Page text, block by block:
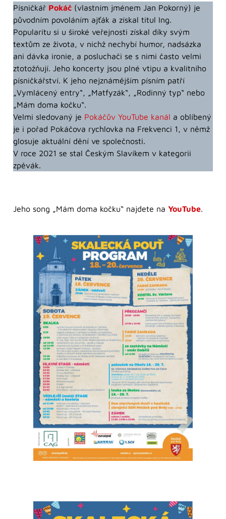
Písničkář Pokáč (vlastním jménem Jan Pokorný) je
původním povoláním ajťák a získal titul Ing.
Popularitu si u široké veřejnosti získal díky svým
textům ze života, v nichž nechybí humor, nadsázka
ani dávka ironie, a posluchači se s nimi často velmi
ztotožňují. Jeho koncerty jsou plné vtipu a kvalitního
písničkářství. K jeho nejznámějším písním patří
„Vymlácený entry“, „Matfyzák“, „Rodinný typ“ nebo
„Mám doma kočku“.
Velmi sledovaný je Pokáčův YouTube kanál a oblíbený
je i pořad Pokáčova rychlovka na Frekvenci 1, v němž
glosuje aktuální dění ve společnosti.
V roce 2021 se stal Českým Slavíkem v kategorii
zpěvák.
Jeho song „Mám doma kočku“ najdete na YouTube.